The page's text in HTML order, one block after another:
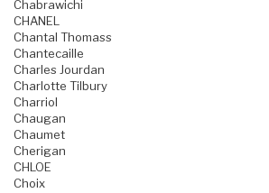
Chabrawichi
CHANEL
Chantal Thomass
Chantecaille
Charles Jourdan
Charlotte Tilbury
Charriol
Chaugan
Chaumet
Cherigan
CHLOE
Choix